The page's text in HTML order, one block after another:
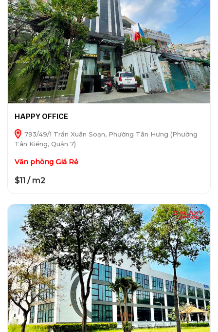
HAPPY OFFICE
793/49/1 Trần Xuân Soạn, Phường Tân Hưng (Phường
Tân Kiểng, Quận 7)
Văn phòng Giá Rẻ
$11 / m2